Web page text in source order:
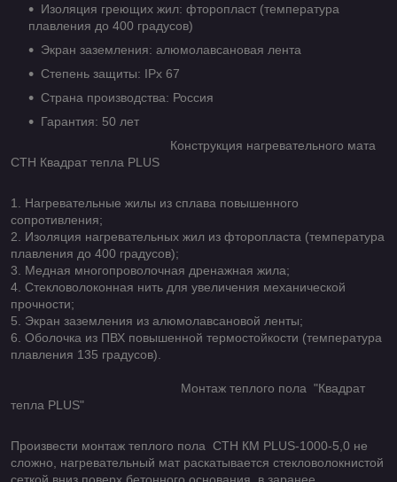
Изоляция греющих жил: фторопласт (температура
плавления до 400 градусов)
Экран заземления: алюмолавсановая лента
Степень защиты: IPx 67
Страна производства: Россия
Гарантия: 50 лет
Конструкция нагревательного мата
СТН Квадрат тепла PLUS
1. Нагревательные жилы из сплава повышенного
сопротивления;
2. Изоляция нагревательных жил из фторопласта (температура
плавления до 400 градусов);
3. Медная многопроволочная дренажная жила;
4. Стекловолоконная нить для увеличения механической
прочности;
5. Экран заземления из алюмолавсановой ленты;
6. Оболочка из ПВХ повышенной термостойкости (температура
плавления 135 градусов).
Монтаж теплого пола "Квадрат
тепла PLUS"
Произвести монтаж теплого пола СТН КМ PLUS-1000-5,0 не
сложно, нагревательный мат раскатывается стекловолокнистой
сеткой вниз поверх бетонного основания, в заранее